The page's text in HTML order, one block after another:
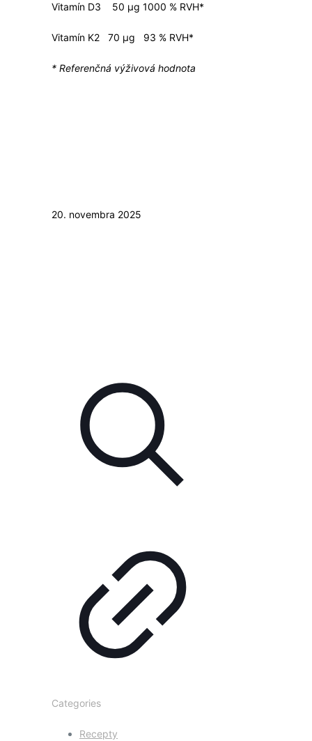
Vitamín D3 50 μg 1000 % RVH*
Vitamín K2 70 μg 93 % RVH*
* Referenčná výživová hodnota
20. novembra 2025
Categories
Recepty